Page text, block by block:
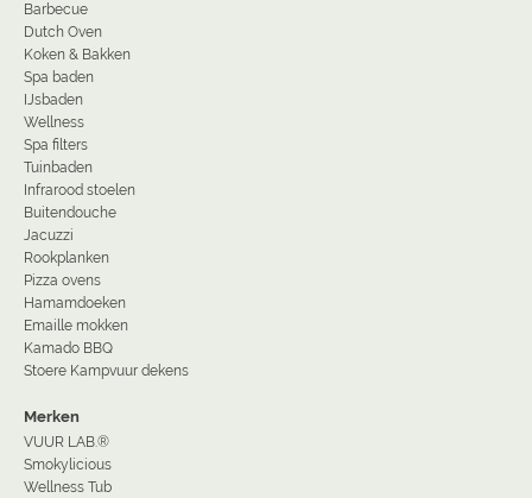
Barbecue
Dutch Oven
Koken & Bakken
Spa baden
IJsbaden
Wellness
Spa filters
Tuinbaden
Infrarood stoelen
Buitendouche
Jacuzzi
Rookplanken
Pizza ovens
Hamamdoeken
Emaille mokken
Kamado BBQ
Stoere Kampvuur dekens
Merken
VUUR LAB.®
Smokylicious
Wellness Tub